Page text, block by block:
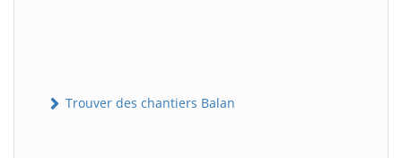
Trouver des chantiers Balan